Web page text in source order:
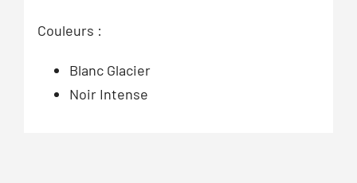
Couleurs :
Blanc Glacier
Noir Intense